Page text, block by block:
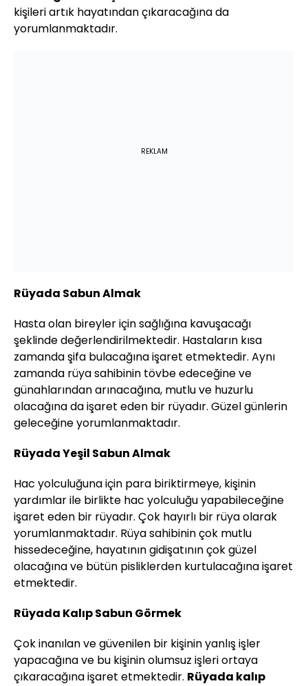
kişileri artık hayatından çıkaracağına da
yorumlanmaktadır.
REKLAM
Rüyada Sabun Almak
Hasta olan bireyler için sağlığına kavuşacağı
şeklinde değerlendirilmektedir. Hastaların kısa
zamanda şifa bulacağına işaret etmektedir. Aynı
zamanda rüya sahibinin tövbe edeceğine ve
günahlarından arınacağına, mutlu ve huzurlu
olacağına da işaret eden bir rüyadır. Güzel günlerin
geleceğine yorumlanmaktadır.
Rüyada Yeşil Sabun Almak
Hac yolculuğuna için para biriktirmeye, kişinin
yardımlar ile birlikte hac yolculuğu yapabileceğine
işaret eden bir rüyadır. Çok hayırlı bir rüya olarak
yorumlanmaktadır. Rüya sahibinin çok mutlu
hissedeceğine, hayatının gidişatının çok güzel
olacağına ve bütün pisliklerden kurtulacağına işaret
etmektedir.
Rüyada Kalıp Sabun Görmek
Çok inanılan ve güvenilen bir kişinin yanlış işler
yapacağına ve bu kişinin olumsuz işleri ortaya
çıkaracağına işaret etmektedir. Rüyada kalıp